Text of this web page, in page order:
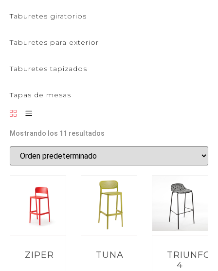
Taburetes giratorios
Taburetes para exterior
Taburetes tapizados
Tapas de mesas
Mostrando los 11 resultados
ZIPER TUNA
TRIUNFO-
4